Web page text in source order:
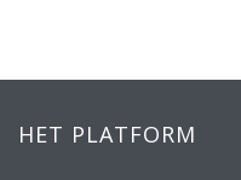
HET PLATFORM